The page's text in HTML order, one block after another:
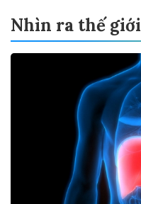
Nhìn ra thế giới